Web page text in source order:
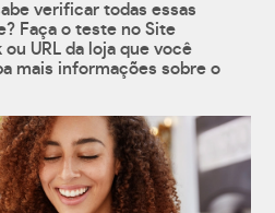
verificar todas essas
Faça o teste no Site
URL da loja que você
mais informações sobre o